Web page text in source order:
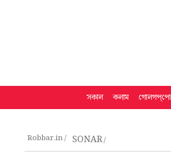
সকাল কলাম গোলগপ্‌পো
Robbar.in SONAR